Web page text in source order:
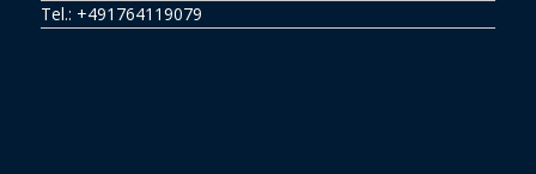
Tel.: +491764119079